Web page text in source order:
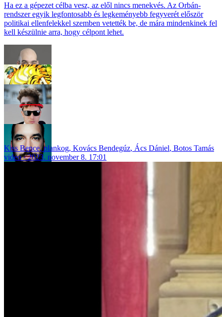
Ha ez a gépezet célba vesz, az elől nincs menekvés. Az Orbán-
rendszer egyik legfontosabb és legkeményebb fegyverét először
politikai ellenfelekkel szemben vetették be, de mára mindenkinek fel
kell készülnie arra, hogy célpont lehet.
Kiss Bence,plankog, Kovács Bendegúz, Ács Dániel, Botos Tamás
video
2023. november 8. 17:01